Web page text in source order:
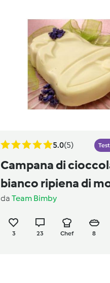
5.0(5)
Campana di
bianco ripiena di
viole
da Team Bimby
3 23 Chef 8